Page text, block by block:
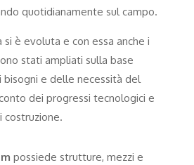
quotidianamente sul campo.
si è evoluta e con essa anche i
stati ampliati sulla base
bisogni e delle necessità del
dei progressi tecnologici e
costruzione.
possiede strutture, mezzi e